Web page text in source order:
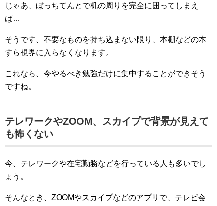
じゃあ、ぼっちてんとで机の周りを完全に囲ってしまえ
ば…
そうです、不要なものを持ち込まない限り、本棚などの本
すら視界に入らなくなります。
これなら、今やるべき勉強だけに集中することができそう
ですね。
テレワークやZOOM、スカイプで背景が見えて
も怖くない
今、テレワークや在宅勤務などを行っている人も多いでし
ょう。
そんなとき、ZOOMやスカイプなどのアプリで、テレビ会